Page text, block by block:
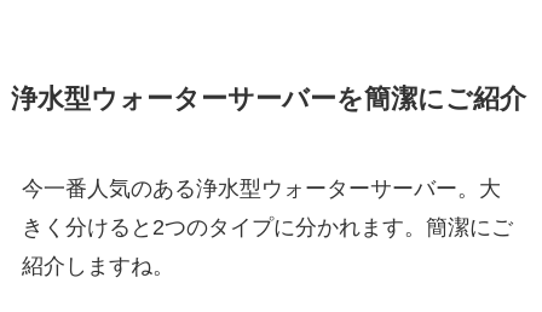
浄水型ウォーターサーバーを簡潔にご紹介
今一番人気のある浄水型ウォーターサーバー。大
きく分けると2つのタイプに分かれます。簡潔にご
紹介しますね。